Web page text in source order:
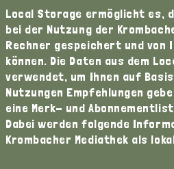
Local Storage ermöglicht es,
bei der Nutzung der
Rechner gespeichert und von
können. Die Daten aus dem
verwendet, um Ihnen auf
Nutzungen Empfehlungen
eine Merk- und
Dabei werden folgende
Krombacher Mediathek als